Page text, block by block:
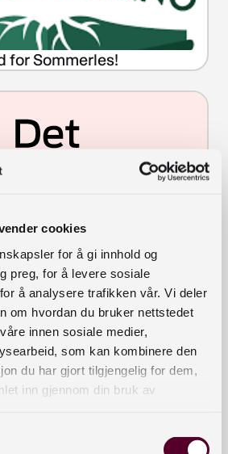
cookies
for å gi innhold og
preg, for å levere sosiale
å analysere trafikken vår. Vi deler
om hvordan du bruker nettstedet
innen sosiale medier,
som kan kombinere den
du har gjort tilgjengelig for dem,
inn gjennom din bruk av
for Sommerles!
som en
for
Det er høy kjennskap og
bruk av Det flerspråklige
bibliotek blant
folkebibliotekene.
Tjenestene oppleves som
viktige for bibliotekene,
spesielt muligheten for
fjernlån og bokpakker.